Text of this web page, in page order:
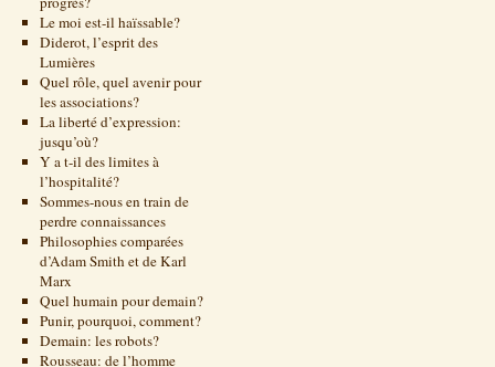
Le moi est-il haïssable?
Diderot, l’esprit des
Lumières
Quel rôle, quel avenir pour
les associations?
La liberté d’expression:
jusqu’où?
Y a t-il des limites à
l’hospitalité?
Sommes-nous en train de
perdre connaissances
Philosophies comparées
d’Adam Smith et de Karl
Marx
Quel humain pour demain?
Punir, pourquoi, comment?
Demain: les robots?
Rousseau: de l’homme